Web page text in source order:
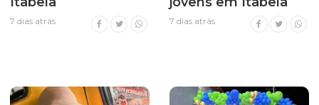
7 dias atrás 7 dias atrás